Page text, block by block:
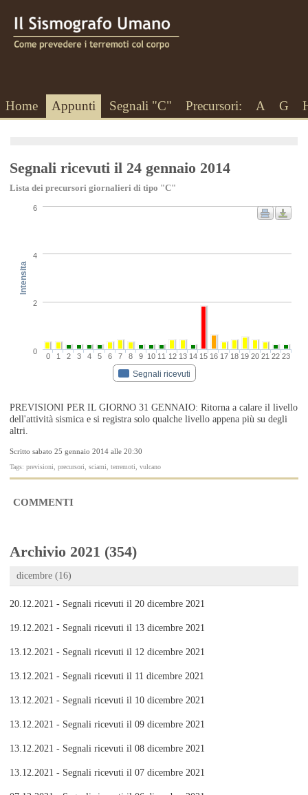
Home Appunti Segnali "C" Precursori: A G
Segnali ricevuti il 24 gennaio 2014
Lista dei precursori giornalieri di tipo "C"
Intensita
Segnali ricevuti
0 1 2 3 4 5 6 7 8 9 10 11 12 13 14 15 16 17 18 19 20 21 22 23
0
2
4
6
PREVISIONI PER IL GIORNO 31 GENNAIO: Ritorna a calare il livello
dell'attività sismica e si registra solo qualche livello appena più su degli
altri.
Scritto sabato 25 gennaio 2014 alle 20:30
Tags: previsioni, precursori, sciami, terremoti, vulcano
COMMENTI
Archivio 2021 (354)
dicembre (16)
20.12.2021 - Segnali ricevuti il 20 dicembre 2021
19.12.2021 - Segnali ricevuti il 13 dicembre 2021
13.12.2021 - Segnali ricevuti il 12 dicembre 2021
13.12.2021 - Segnali ricevuti il 11 dicembre 2021
13.12.2021 - Segnali ricevuti il 10 dicembre 2021
13.12.2021 - Segnali ricevuti il 09 dicembre 2021
13.12.2021 - Segnali ricevuti il 08 dicembre 2021
13.12.2021 - Segnali ricevuti il 07 dicembre 2021